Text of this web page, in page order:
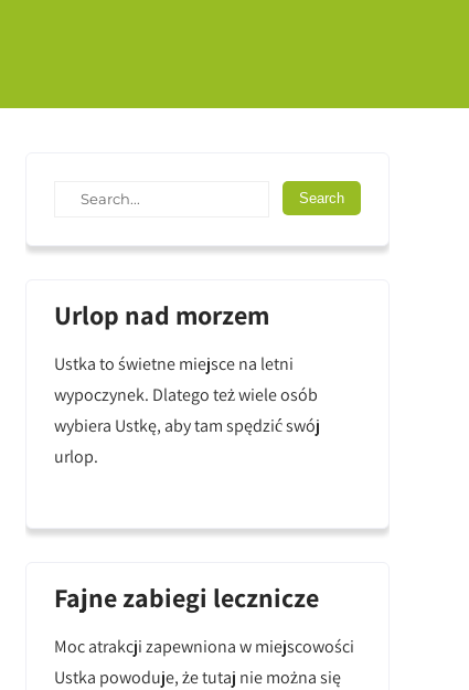
Urlop nad morzem
Ustka to świetne miejsce na letni
wypoczynek. Dlatego też wiele osób
wybiera Ustkę, aby tam spędzić swój
urlop.
Fajne zabiegi lecznicze
Moc atrakcji zapewniona w miejscowości
Ustka powoduje, że tutaj nie można się